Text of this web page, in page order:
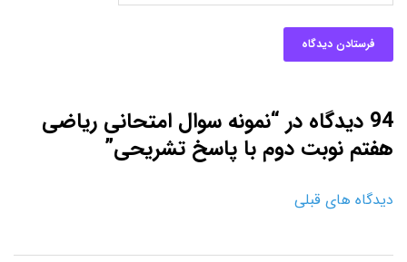
94 دیدگاه در “نمونه سوال امتحانی ریاضی
هفتم نوبت دوم با پاسخ تشریحی”
دیدگاه های قبلی